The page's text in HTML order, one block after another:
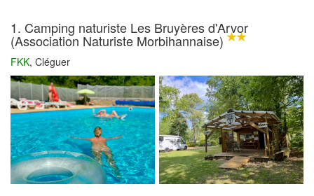
1. Camping naturiste Les Bruyères d'Arvor
(Association Naturiste Morbihannaise)
FKK, Cléguer